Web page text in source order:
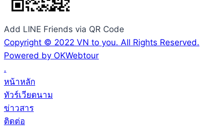
Add LINE Friends via QR Code
Copyright © 2022 VN to you. All Rights Reserved.
Powered by OKWebtour
.
หน้าหลัก
ทัวร์เวียดนาม
ข่าวสาร
ติดต่อ